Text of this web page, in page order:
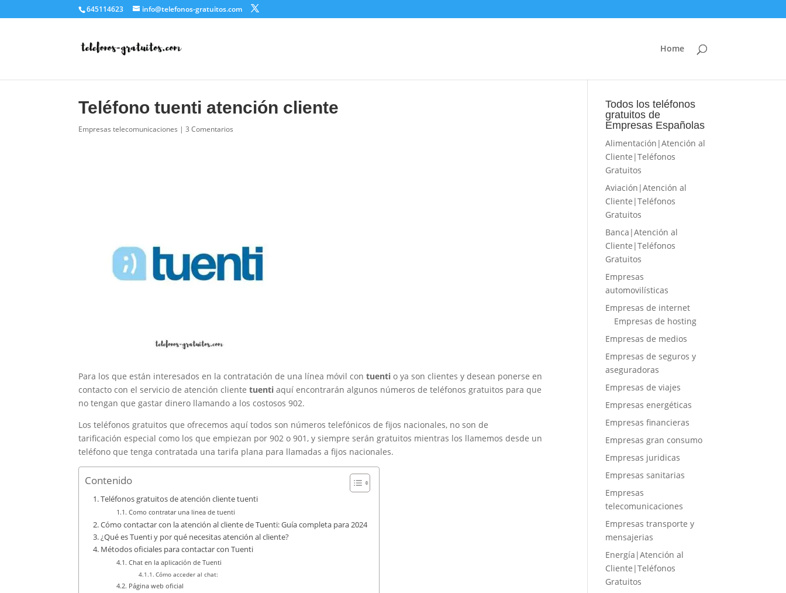
645114623 info@telefonos-gratuitos.com
Home
Teléfono tuenti atención cliente
Empresas telecomunicaciones |3 Comentarios
Para los que están interesados en la contratación de una línea móvil contuenti o ya son clientes y desean ponerse en
contacto con el servicio de atención clientetuenti aquí encontrarán algunos números de teléfonos gratuitos para que
no tengan que gastar dinero llamando a los costosos 902.
Los teléfonos gratuitos que ofrecemos aquí todos son números telefónicos de fijos nacionales, no son de
tarificación especial como los que empiezan por 902 o 901, y siempre serán gratuitos mientras los llamemos desde un
teléfono que tenga contratada una tarifa plana para llamadas a fijos nacionales.
Contenido
Teléfonos gratuitos de atención cliente tuenti
Como contratar una linea de tuenti
Cómo contactar con la atención al cliente de Tuenti: Guía completa para 2024
¿Qué es Tuenti y por qué necesitas atención al cliente?
Métodos oficiales para contactar con Tuenti
Chat en la aplicación de Tuenti
Cómo acceder al chat:
Página web oficial
Todos los teléfonos
gratuitos de
Empresas Españolas
Alimentación|Atención al
Cliente|Teléfonos
Gratuitos
Aviación|Atención al
Cliente|Teléfonos
Gratuitos
Banca|Atención al
Cliente|Teléfonos
Gratuitos
Empresas
automovilísticas
Empresas de internet
Empresas de hosting
Empresas de medios
Empresas de seguros y
aseguradoras
Empresas de viajes
Empresas energéticas
Empresas financieras
Empresas gran consumo
Empresas juridicas
Empresas sanitarias
Empresas
telecomunicaciones
Empresas transporte y
mensajerias
Energía|Atención al
Cliente|Teléfonos
Gratuitos